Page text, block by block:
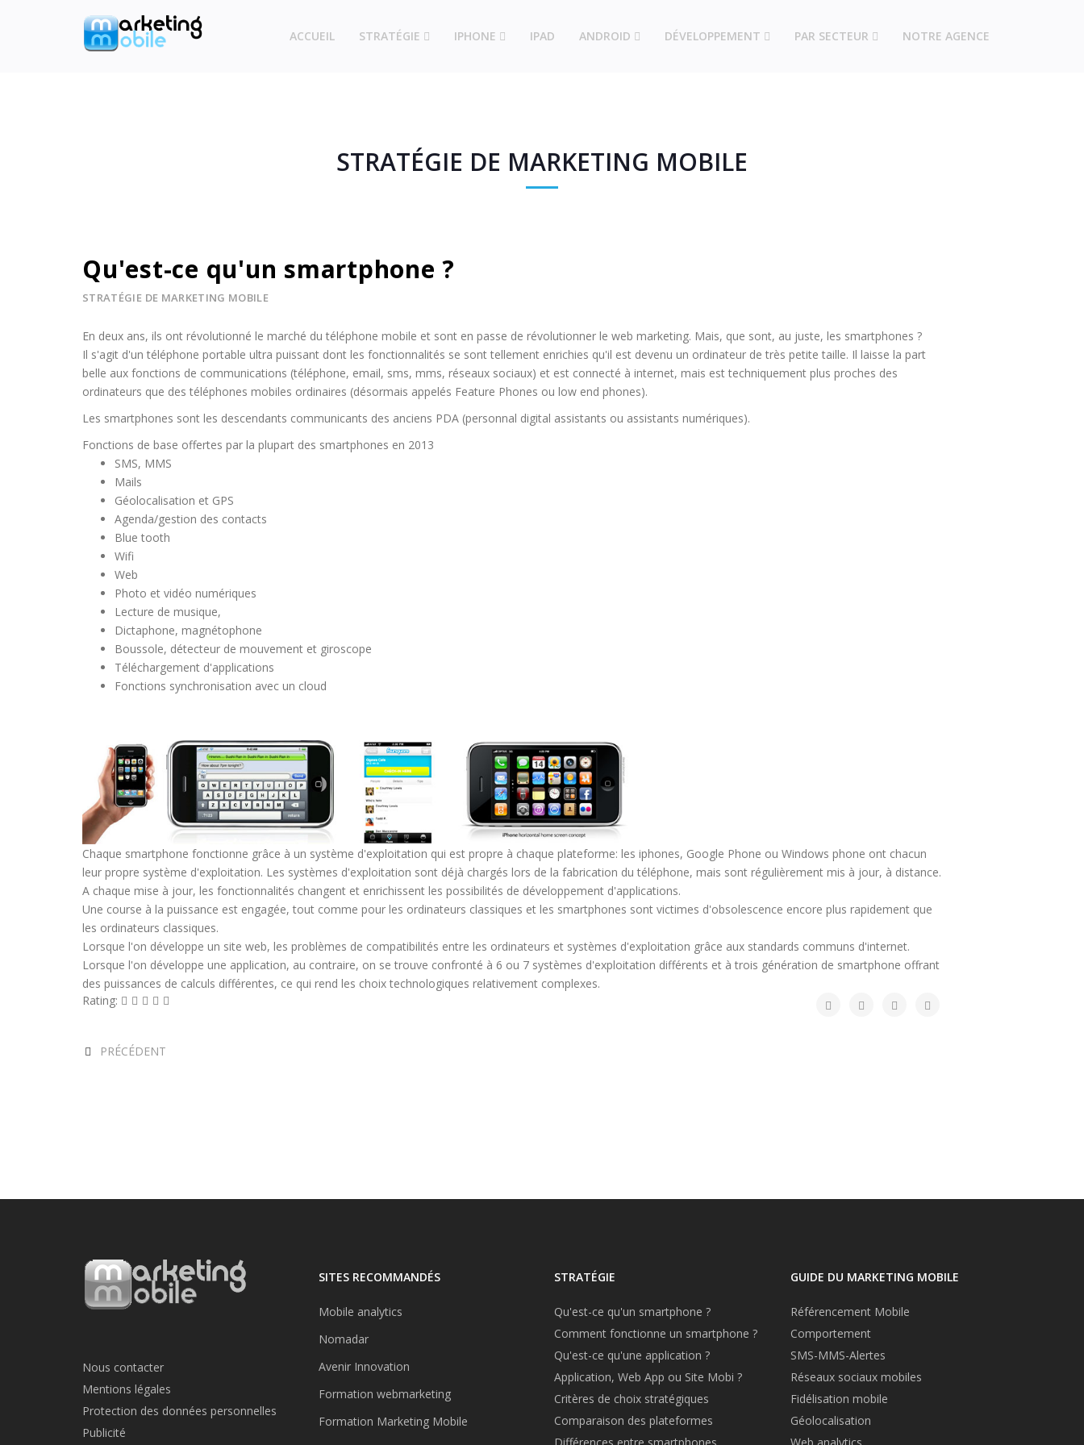
ACCUEIL STRATÉGIE IPHONE IPAD ANDROID DÉVELOPPEMENT PAR SECTEUR NOTRE AGENCE
STRATÉGIE DE MARKETING MOBILE
Qu'est-ce qu'un smartphone ?
STRATÉGIE DE MARKETING MOBILE
En deux ans, ils ont révolutionné le marché du téléphone mobile et sont en passe de révolutionner le web marketing. Mais, que sont, au juste, les smartphones ?
Il s'agit d'un téléphone portable ultra puissant dont les fonctionnalités se sont tellement enrichies qu'il est devenu un ordinateur de très petite taille. Il laisse la part
belle aux fonctions de communications (téléphone, email, sms, mms, réseaux sociaux) et est connecté à internet, mais est techniquement plus proches des
ordinateurs que des téléphones mobiles ordinaires (désormais appelés Feature Phones ou low end phones).
Les smartphones sont les descendants communicants des anciens PDA (personnal digital assistants ou assistants numériques).
Fonctions de base offertes par la plupart des smartphones en 2013
SMS, MMS
Mails
Géolocalisation et GPS
Agenda/gestion des contacts
Blue tooth
Wifi
Web
Photo et vidéo numériques
Lecture de musique,
Dictaphone, magnétophone
Boussole, détecteur de mouvement et giroscope
Téléchargement d'applications
Fonctions synchronisation avec un cloud
Chaque smartphone fonctionne grâce à un système d'exploitation qui est propre à chaque plateforme: les iphones, Google Phone ou Windows phone ont chacun
leur propre système d'exploitation. Les systèmes d'exploitation sont déjà chargés lors de la fabrication du téléphone, mais sont régulièrement mis à jour, à distance.
A chaque mise à jour, les fonctionnalités changent et enrichissent les possibilités de développement d'applications.
Une course à la puissance est engagée, tout comme pour les ordinateurs classiques et les smartphones sont victimes d'obsolescence encore plus rapidement que
les ordinateurs classiques.
Lorsque l'on développe un site web, les problèmes de compatibilités entre les ordinateurs et systèmes d'exploitation grâce aux standards communs d'internet.
Lorsque l'on développe une application, au contraire, on se trouve confronté à 6 ou 7 systèmes d'exploitation différents et à trois génération de smartphone offrant
des puissances de calculs différentes, ce qui rend les choix technologiques relativement complexes.
Rating:
PRÉCÉDENT
Nous contacter
Mentions légales
Protection des données personnelles
Publicité
SITES RECOMMANDÉS
Mobile analytics
Nomadar
Avenir Innovation
Formation webmarketing
Formation Marketing Mobile
STRATÉGIE
Qu'est-ce qu'un smartphone ?
Comment fonctionne un smartphone ?
Qu'est-ce qu'une application ?
Application, Web App ou Site Mobi ?
Critères de choix stratégiques
Comparaison des plateformes
GUIDE DU MARKETING MOBILE
Référencement Mobile
Comportement
SMS-MMS-Alertes
Réseaux sociaux mobiles
Fidélisation mobile
Géolocalisation